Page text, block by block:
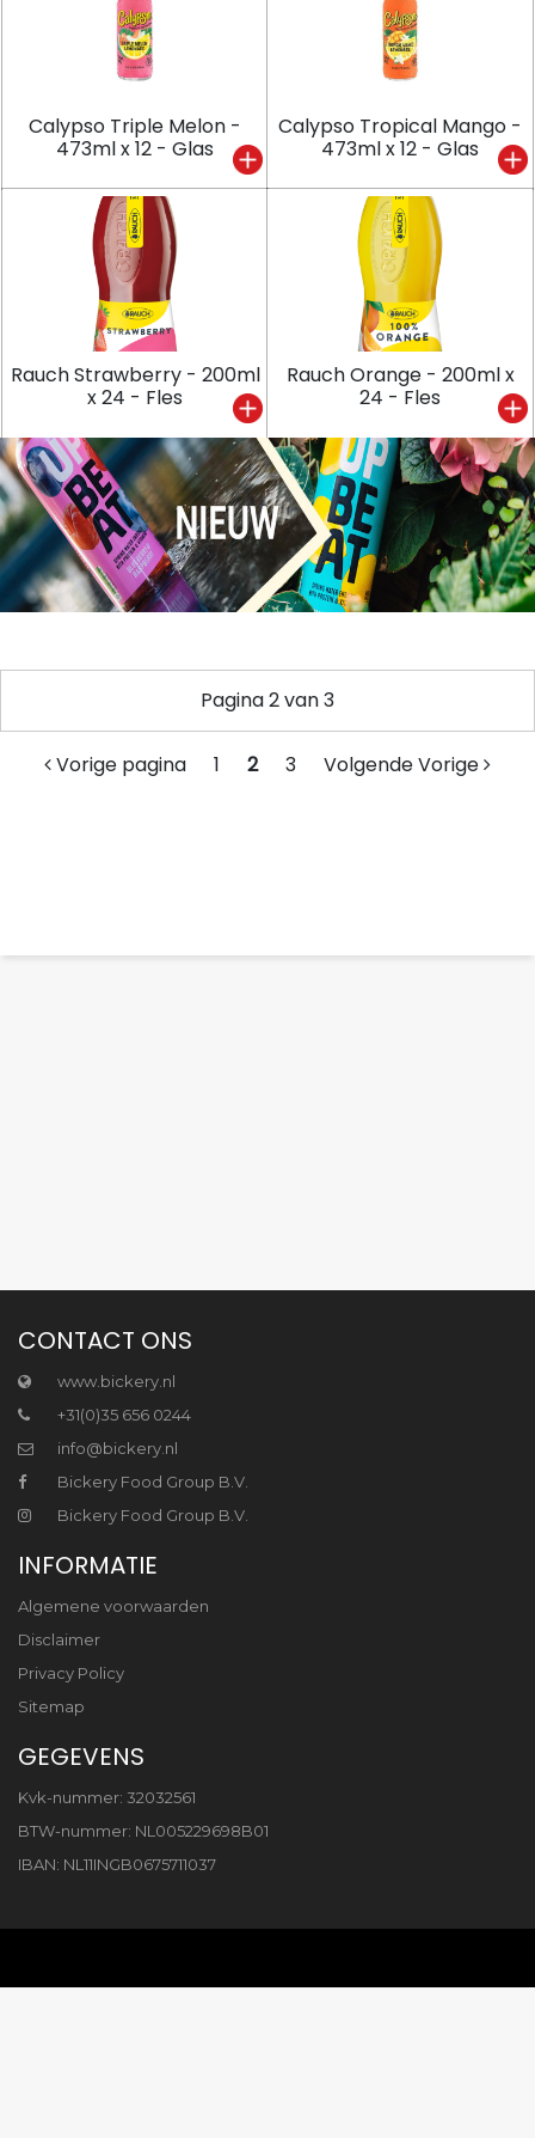
Calypso Triple Melon -
473ml x 12 - Glas
Calypso Tropical Mango -
473ml x 12 - Glas
Rauch Strawberry - 200ml
x 24 - Fles
Rauch Orange - 200ml x
24 - Fles
Pagina 2 van 3
Vorige pagina 1 2 3 Volgende Vorige
CONTACT ONS
www.bickery.nl
+31(0)35 656 0244
info@bickery.nl
Bickery Food Group B.V.
Bickery Food Group B.V.
INFORMATIE
Algemene voorwaarden
Disclaimer
Privacy Policy
Sitemap
GEGEVENS
Kvk-nummer: 32032561
BTW-nummer: NL005229698B01
IBAN: NL11INGB0675711037